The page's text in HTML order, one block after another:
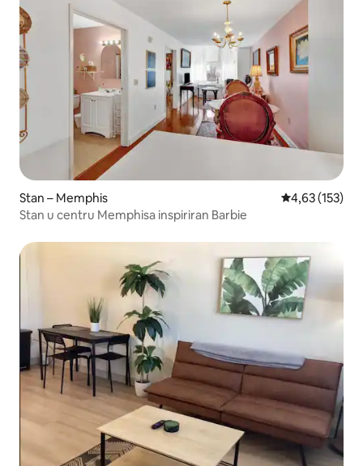
Stan – Memphis Prosječna
4,63 (153)
Stan u centru Memphisa inspiriran Barbie